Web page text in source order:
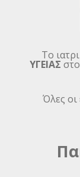
Το
ΥΓΕΙΑΣ
Όλες οι